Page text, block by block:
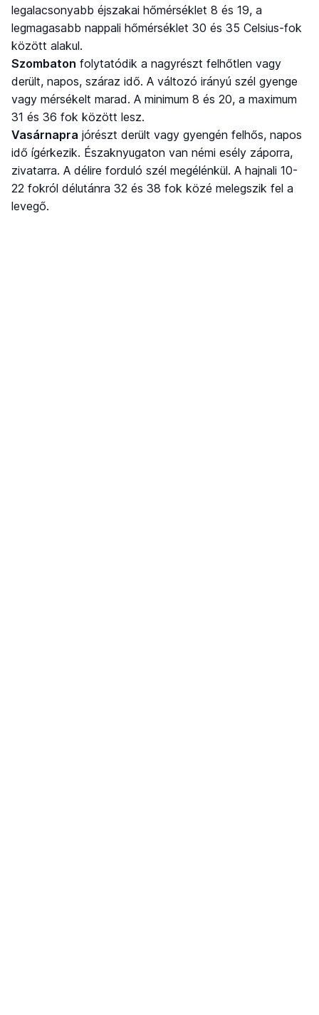
legalacsonyabb éjszakai hőmérséklet 8 és 19, a
legmagasabb nappali hőmérséklet 30 és 35 Celsius-fok
között alakul.
Szombaton folytatódik a nagyrészt felhőtlen vagy
derült, napos, száraz idő. A változó irányú szél gyenge
vagy mérsékelt marad. A minimum 8 és 20, a maximum
31 és 36 fok között lesz.
Vasárnapra jórészt derült vagy gyengén felhős, napos
idő ígérkezik. Északnyugaton van némi esély záporra,
zivatarra. A délire forduló szél megélénkül. A hajnali 10-
22 fokról délutánra 32 és 38 fok közé melegszik fel a
levegő.